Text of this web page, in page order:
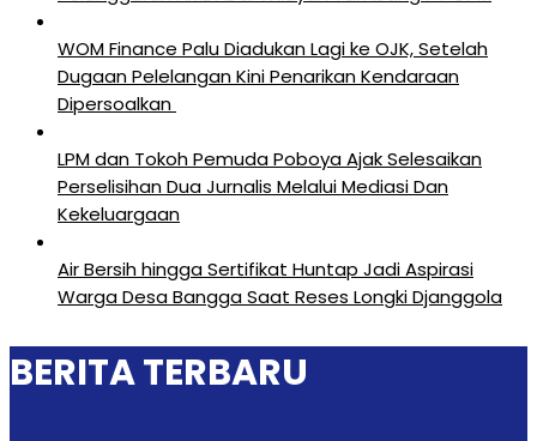
‎WOM Finance Palu Diadukan Lagi ke OJK, Setelah
Dugaan Pelelangan Kini Penarikan Kendaraan
Dipersoalkan ‎
LPM dan Tokoh Pemuda Poboya Ajak Selesaikan
Perselisihan Dua Jurnalis Melalui Mediasi Dan
Kekeluargaan
Air Bersih hingga Sertifikat Huntap Jadi Aspirasi
Warga Desa Bangga Saat Reses Longki Djanggola
BERITA TERBARU